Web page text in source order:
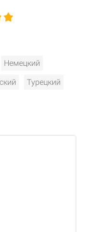
Немецкий
Турецкий